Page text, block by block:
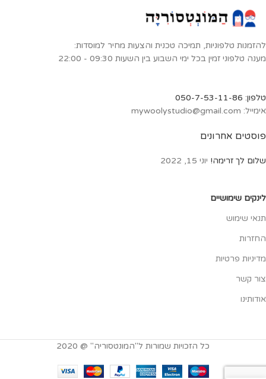
לינקים שימושיים
תנאי שימוש
החזרות
מדיניות פרטיות
צור קשר
אודותינו
פוסטים אחרונים
שלום לך זרימה! יוני 15, 2022
להזמנות טלפוניות, תמיכה טכנית והצעות מחיר למוסדות:
מענה טלפוני זמין בכל ימי השבוע בין השעות 09:30 - 22:00
טלפון: 050-7-53-11-86
אימייל: mywoolystudio@gmail.com
כל הזכויות שמורות ל"המונטסוריה" @ 2020